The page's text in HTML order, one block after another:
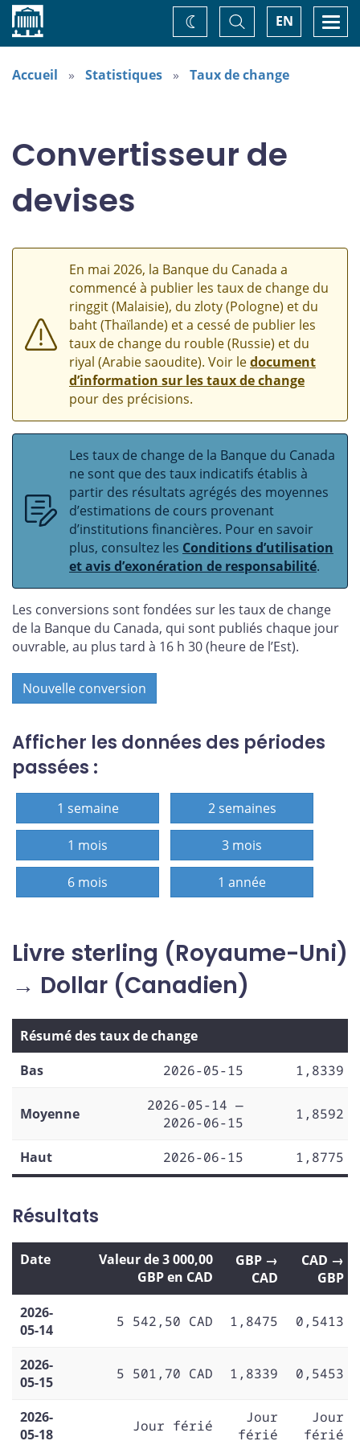
Accueil EN
Basculer
la
recherche
Changez
de
thème
Accueil Statistiques Taux de change
Convertisseur de
devises
En mai 2026, la Banque du Canada a
commencé à publier les taux de change du
ringgit (Malaisie), du zloty (Pologne) et du
baht (Thaïlande) et a cessé de publier les
taux de change du rouble (Russie) et du
riyal (Arabie saoudite). Voir ledocument
d’information sur les taux de change
pour des précisions.
Les taux de change de la Banque du Canada
ne sont que des taux indicatifs établis à
partir des résultats agrégés des moyennes
d’estimations de cours provenant
d’institutions financières. Pour en savoir
plus, consultez les Conditions d’utilisation
et avis d’exonération de responsabilité.
Les conversions sont fondées sur les taux de change
de la Banque du Canada, qui sont publiés chaque jour
ouvrable, au plus tard à 16 h 30 (heure de l’Est).
Nouvelle conversion
Afficher les données des périodes
passées :
1 semaine 2 semaines
1 mois 3 mois
6 mois 1 année
Livre sterling (Royaume-Uni)
→ Dollar (Canadien)
Résumé des taux de change
Bas
2026-05-15 1,8339
Moyenne
2026-05-14 —
2026-06-15
1,8592
Haut 2026-06-15 1,8775
Résultats
Date
Valeur de 3 000,00
GBP en CAD
GBP →
CAD
CAD →
GBP
2026-
05-14
5 542,50 CAD 1,8475 0,5413
2026-
05-15
5 501,70 CAD 1,8339 0,5453
2026-
05-18
Jour férié
Jour
férié
Jour
férié